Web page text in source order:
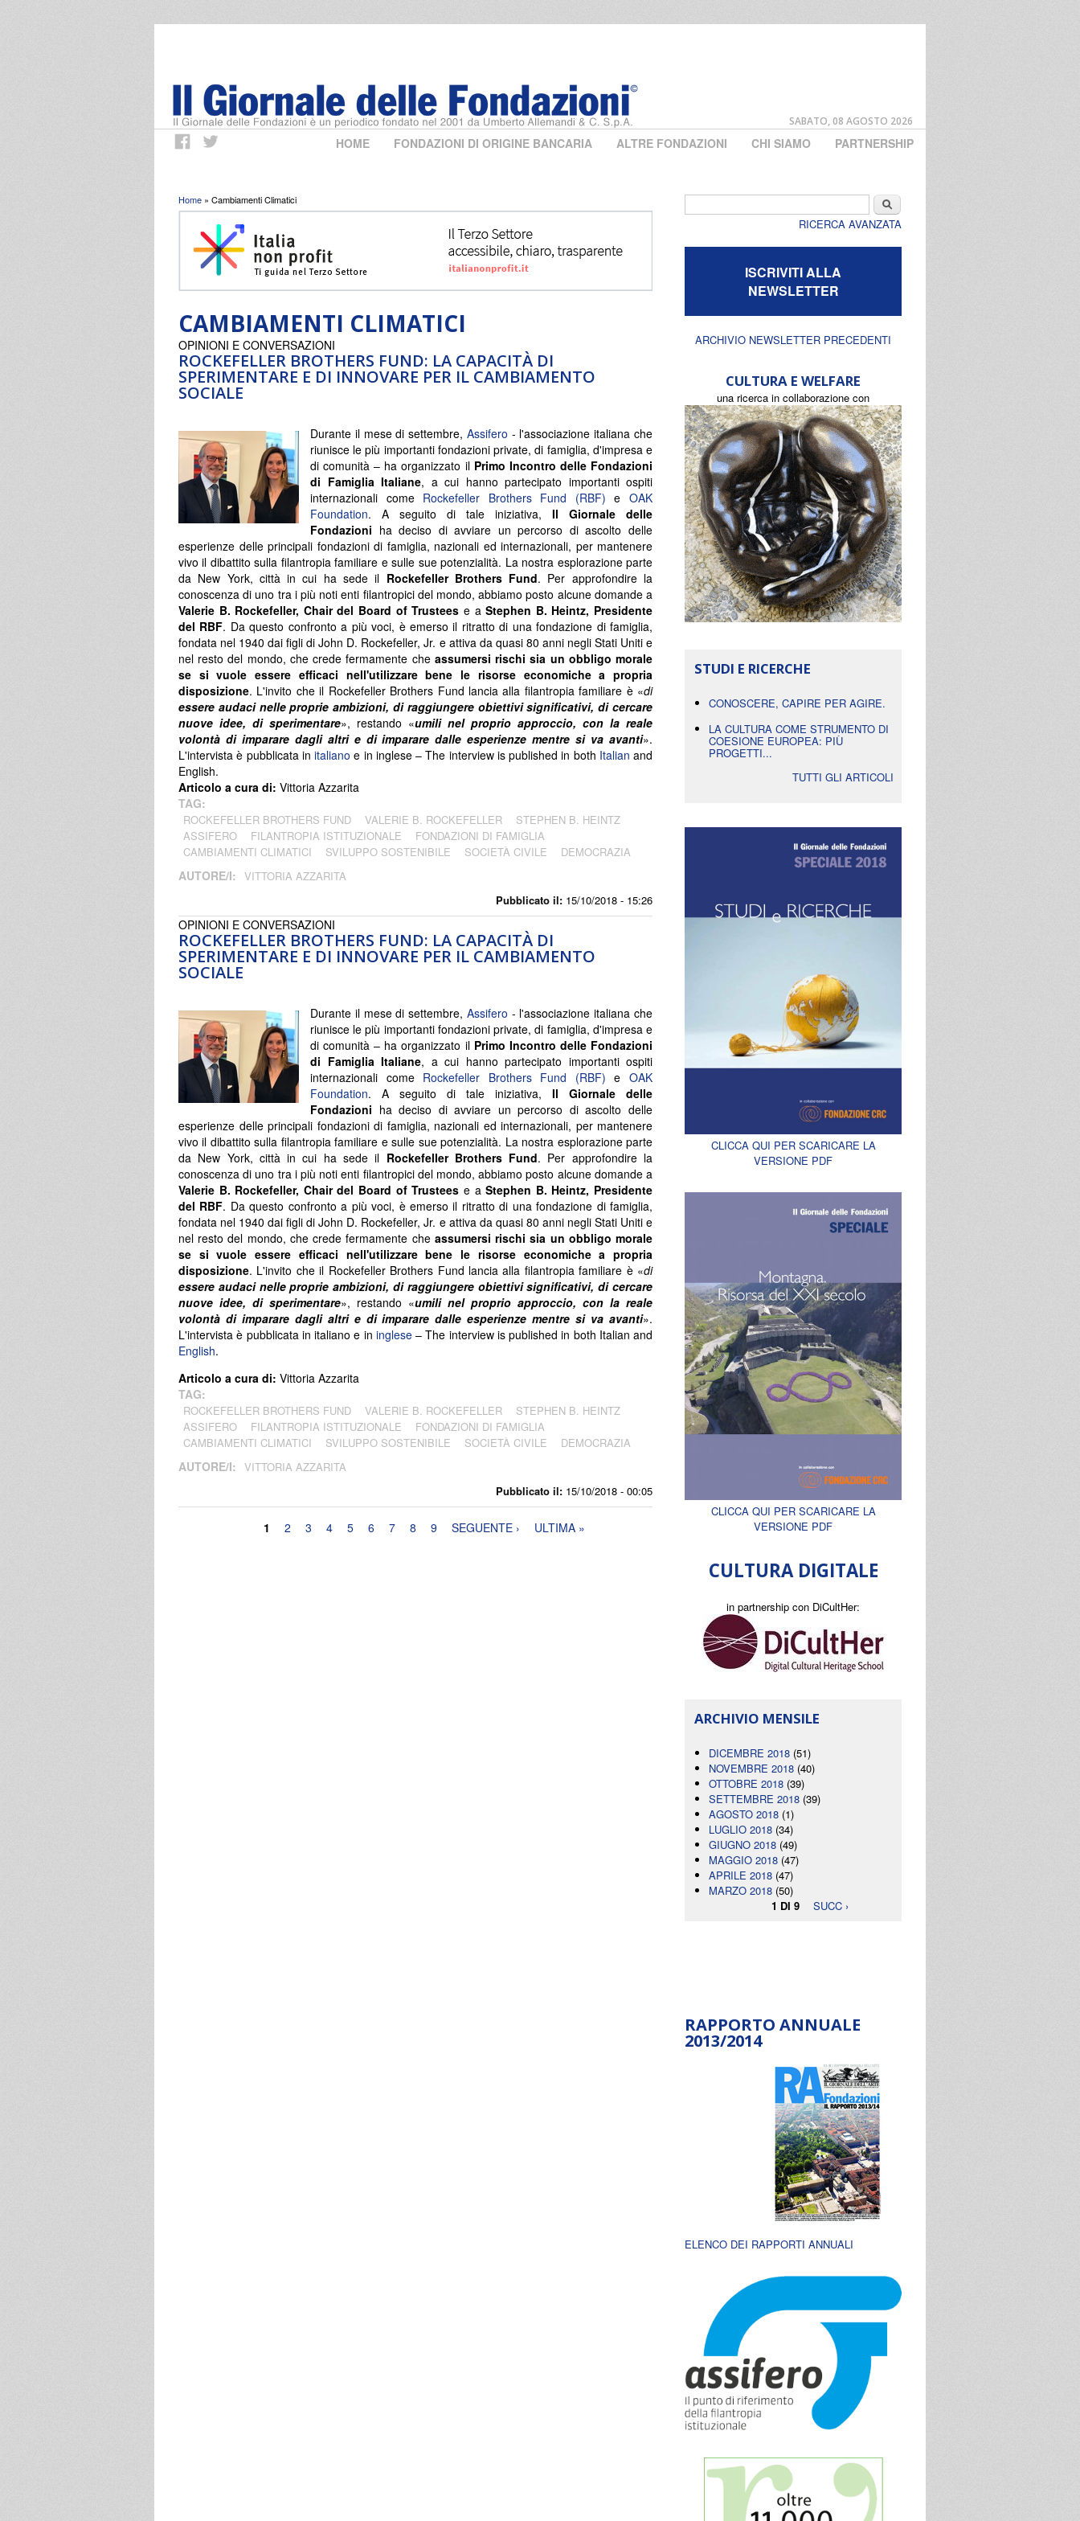
SABATO, 08 AGOSTO 2026
HOME FONDAZIONI DI ORIGINE BANCARIA ALTRE FONDAZIONI CHI SIAMO PARTNERSHIP
Tu sei qui
Home » Cambiamenti Climatici
CAMBIAMENTI CLIMATICI
ROCKEFELLER BROTHERS FUND: LA CAPACITÀ DI
SPERIMENTARE E DI INNOVARE PER IL CAMBIAMENTO
SOCIALE
Pubblicato il: 15/10/2018 - 15:26
OPINIONI E CONVERSAZIONI
Durante il mese di settembre, Assifero - l'associazione italiana che
riunisce le più importanti fondazioni private, di famiglia, d'impresa e
di comunità – ha organizzato il Primo Incontro delle Fondazioni
di Famiglia Italiane, a cui hanno partecipato importanti ospiti
internazionali come Rockefeller Brothers Fund (RBF) eOAK
Foundation. A seguito di tale iniziativa, Il Giornale delle
Fondazioni ha deciso di avviare un percorso di ascolto delle
esperienze delle principali fondazioni di famiglia, nazionali ed internazionali, per mantenere
vivo il dibattito sulla filantropia familiare e sulle sue potenzialità. La nostra esplorazione parte
da New York, città in cui ha sede il Rockefeller Brothers Fund. Per approfondire la
conoscenza di uno tra i più noti enti filantropici del mondo, abbiamo posto alcune domande a
Valerie B. Rockefeller, Chair del Board of Trustees e aStephen B. Heintz, Presidente
del RBF. Da questo confronto a più voci, è emerso il ritratto di una fondazione di famiglia,
fondata nel 1940 dai figli di John D. Rockefeller, Jr. e attiva da quasi 80 anni negli Stati Uniti e
nel resto del mondo, che crede fermamente che assumersi rischi sia un obbligo morale
se si vuole essere efficaci nell'utilizzare bene le risorse economiche a propria
disposizione. L'invito che il Rockefeller Brothers Fund lancia alla filantropia familiare è «di
essere audaci nelle proprie ambizioni, di raggiungere obiettivi significativi, di cercare
nuove idee, di sperimentare», restando «umili nel proprio approccio, con la reale
volontà di imparare dagli altri e di imparare dalle esperienze mentre si va avanti».
L'intervista è pubblicata in italiano e in inglese – The interview is published in both Italian and
English.
Articolo a cura di: Vittoria Azzarita
TAG:
ROCKEFELLER BROTHERS FUND VALERIE B. ROCKEFELLER
STEPHEN B. HEINTZ
ASSIFERO
FILANTROPIA ISTITUZIONALE
FONDAZIONI DI FAMIGLIA
CAMBIAMENTI CLIMATICI
SVILUPPO SOSTENIBILE SOCIETÀ CIVILE DEMOCRAZIA
AUTORE/I: VITTORIA AZZARITA
ROCKEFELLER BROTHERS FUND: LA CAPACITÀ DI
SPERIMENTARE E DI INNOVARE PER IL CAMBIAMENTO
SOCIALE
Pubblicato il: 15/10/2018 - 00:05
OPINIONI E CONVERSAZIONI
Durante il mese di settembre, Assifero - l'associazione italiana che
riunisce le più importanti fondazioni private, di famiglia, d'impresa e
di comunità – ha organizzato il Primo Incontro delle Fondazioni
di Famiglia Italiane, a cui hanno partecipato importanti ospiti
internazionali come Rockefeller Brothers Fund (RBF) eOAK
Foundation. A seguito di tale iniziativa, Il Giornale delle
Fondazioni ha deciso di avviare un percorso di ascolto delle
esperienze delle principali fondazioni di famiglia, nazionali ed internazionali, per mantenere
vivo il dibattito sulla filantropia familiare e sulle sue potenzialità. La nostra esplorazione parte
da New York, città in cui ha sede il Rockefeller Brothers Fund. Per approfondire la
conoscenza di uno tra i più noti enti filantropici del mondo, abbiamo posto alcune domande a
Valerie B. Rockefeller, Chair del Board of Trustees e aStephen B. Heintz, Presidente
del RBF. Da questo confronto a più voci, è emerso il ritratto di una fondazione di famiglia,
fondata nel 1940 dai figli di John D. Rockefeller, Jr. e attiva da quasi 80 anni negli Stati Uniti e
nel resto del mondo, che crede fermamente che assumersi rischi sia un obbligo morale
se si vuole essere efficaci nell'utilizzare bene le risorse economiche a propria
disposizione. L'invito che il Rockefeller Brothers Fund lancia alla filantropia familiare è «di
essere audaci nelle proprie ambizioni, di raggiungere obiettivi significativi, di cercare
nuove idee, di sperimentare», restando «umili nel proprio approccio, con la reale
volontà di imparare dagli altri e di imparare dalle esperienze mentre si va avanti».
L'intervista è pubblicata in italiano e in inglese– The interview is published in both Italian and
English.
Articolo a cura di: Vittoria Azzarita
TAG:
ROCKEFELLER BROTHERS FUND VALERIE B. ROCKEFELLER
STEPHEN B. HEINTZ
ASSIFERO
FILANTROPIA ISTITUZIONALE
FONDAZIONI DI FAMIGLIA
CAMBIAMENTI CLIMATICI
SVILUPPO SOSTENIBILE SOCIETÀ CIVILE DEMOCRAZIA
AUTORE/I: VITTORIA AZZARITA
1 2 3 4 5 6 7 8 9 SEGUENTE › ULTIMA »
Cerca
RICERCA AVANZATA
ISCRIVITI ALLA
NEWSLETTER
ARCHIVIO NEWSLETTER PRECEDENTI
CULTURA E WELFARE
una ricerca in collaborazione con
STUDI E RICERCHE
CONOSCERE, CAPIRE PER AGIRE.
LA CULTURA COME STRUMENTO DI
COESIONE EUROPEA: PIÙ
PROGETTI...
TUTTI GLI ARTICOLI
CLICCA QUI PER SCARICARE LA
VERSIONE PDF
CLICCA QUI PER SCARICARE LA
VERSIONE PDF
CULTURA DIGITALE
in partnership con DiCultHer:
ARCHIVIO MENSILE
DICEMBRE 2018 (51)
NOVEMBRE 2018 (40)
OTTOBRE 2018 (39)
SETTEMBRE 2018 (39)
AGOSTO 2018 (1)
LUGLIO 2018 (34)
GIUGNO 2018 (49)
MAGGIO 2018 (47)
APRILE 2018 (47)
MARZO 2018 (50)
1 DI 9
SUCC ›
RAPPORTO ANNUALE
2013/2014
ELENCO DEI RAPPORTI ANNUALI